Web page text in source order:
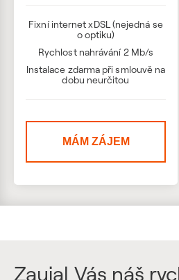
Fixní internet xDSL (nejedná se
o optiku)
Rychlost nahrávání 2 Mb/s
Instalace zdarma při smlouvě na
dobu neurčitou
MÁM ZÁJEM
Zaujal Vás náš